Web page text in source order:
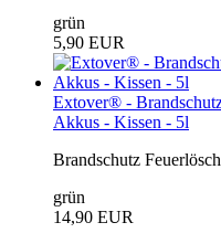
grün
5,90 EUR
Extover® -
Akkus - Kissen - 5l
Brandschutz
grün
14,90 EUR